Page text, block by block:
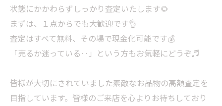
状態にかかわらずしっかり査定いたします🌻
まずは、１点からでも大歓迎です👌
査定はすべて無料、その場で現金化可能です💰
「売るか迷っている‥」という方もお気軽にどうぞ♬
皆様が大切にされていました素敵なお品物の高額査定を
目指しています。皆様のご来店を心よりお待ちしており